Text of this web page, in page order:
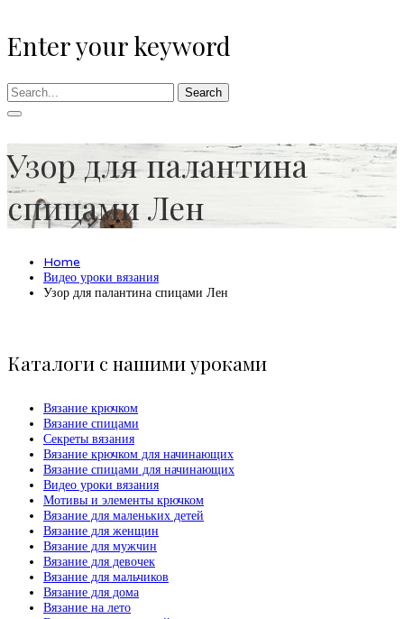
Enter your keyword
Search
Узор для палантина
спицами Лен
Home
Видео уроки вязания
Узор для палантина спицами Лен
Каталоги с нашими уроками
Вязание крючком
Вязание спицами
Секреты вязания
Вязание крючком для начинающих
Вязание спицами для начинающих
Видео уроки вязания
Мотивы и элементы крючком
Вязание для маленьких детей
Вязание для женщин
Вязание для мужчин
Вязание для девочек
Вязание для мальчиков
Вязание для дома
Вязание на лето